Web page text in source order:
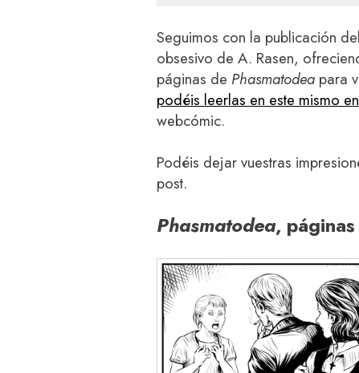
Seguimos con la publicación
obsesivo de A. Rasen,
páginas de Phasmatodea para
podéis leerlas en este mismo
webcómic.
Podéis dejar vuestras
post.
Phasmatodea,